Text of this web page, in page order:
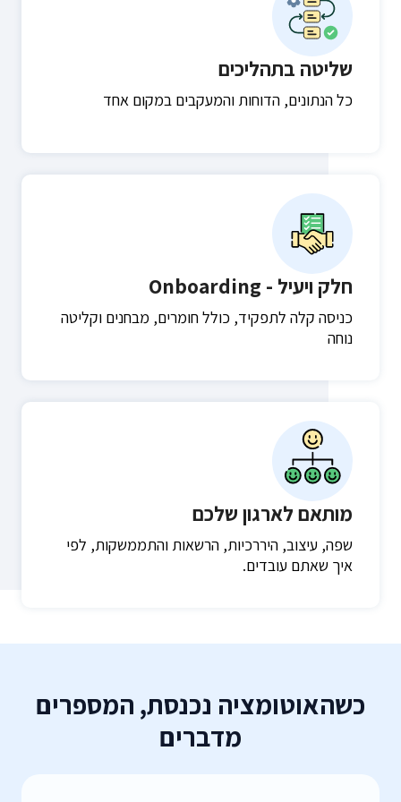
שליטה בתהליכים
כל הנתונים, הדוחות והמעקבים במקום אחד
חלק ויעיל - Onboarding
כניסה קלה לתפקיד, כולל חומרים, מבחנים וקליטה
נוחה
מותאם לארגון שלכם
שפה, עיצוב, היררכיות, הרשאות והתממשקות, לפי
איך שאתם עובדים.
כשהאוטומציה נכנסת, המספרים
מדברים